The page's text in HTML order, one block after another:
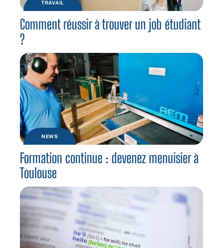
TRAVAIL
Comment réussir à trouver un job étudiant
?
NEWS
Formation continue : devenez menuisier à
Toulouse